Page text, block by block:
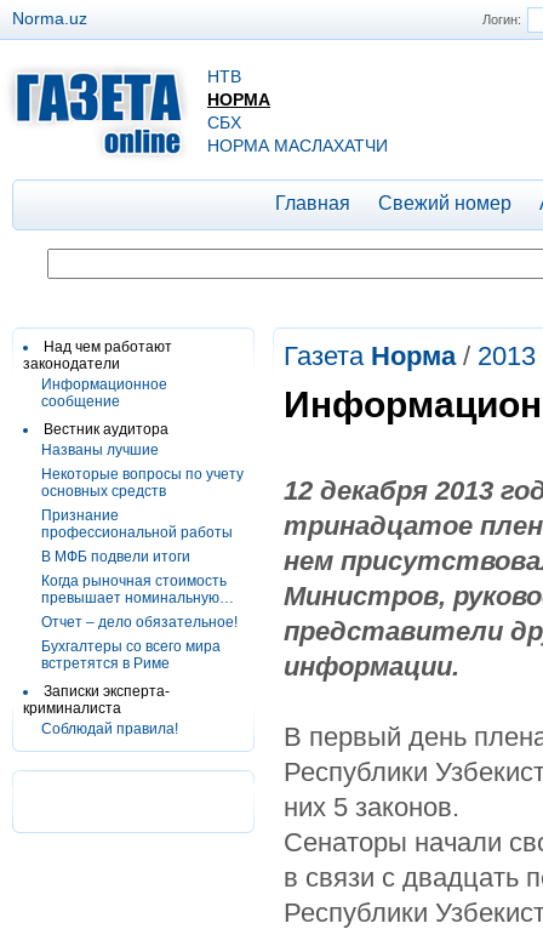
Логин:
Norma.uz
НТВ
НОРМА
СБХ
НОРМА МАСЛАХАТЧИ
Главная Свежий номер
Над чем работают
законодатели
Информационное
сообщение
Вестник аудитора
Названы лучшие
Некоторые вопросы по учету
основных средств
Признание
профессиональной работы
В МФБ подвели итоги
Когда рыночная стоимость
превышает номинальную…
Отчет – дело обязательное!
Бухгалтеры со всего мира
встретятся в Риме
Записки эксперта-
криминалиста
Соблюдай правила!
Газета Норма/ 2013
12 декабря 2013
тринадцатое
нем
Министров,
представители
информации.
В первый день
Республики
них 5 законов.
Сенаторы начали
в связи с двадцать
Республики